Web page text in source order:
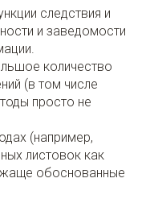
следствия и
и заведомости
количество
(в том числе
просто не
(например,
листовок как
обоснованные